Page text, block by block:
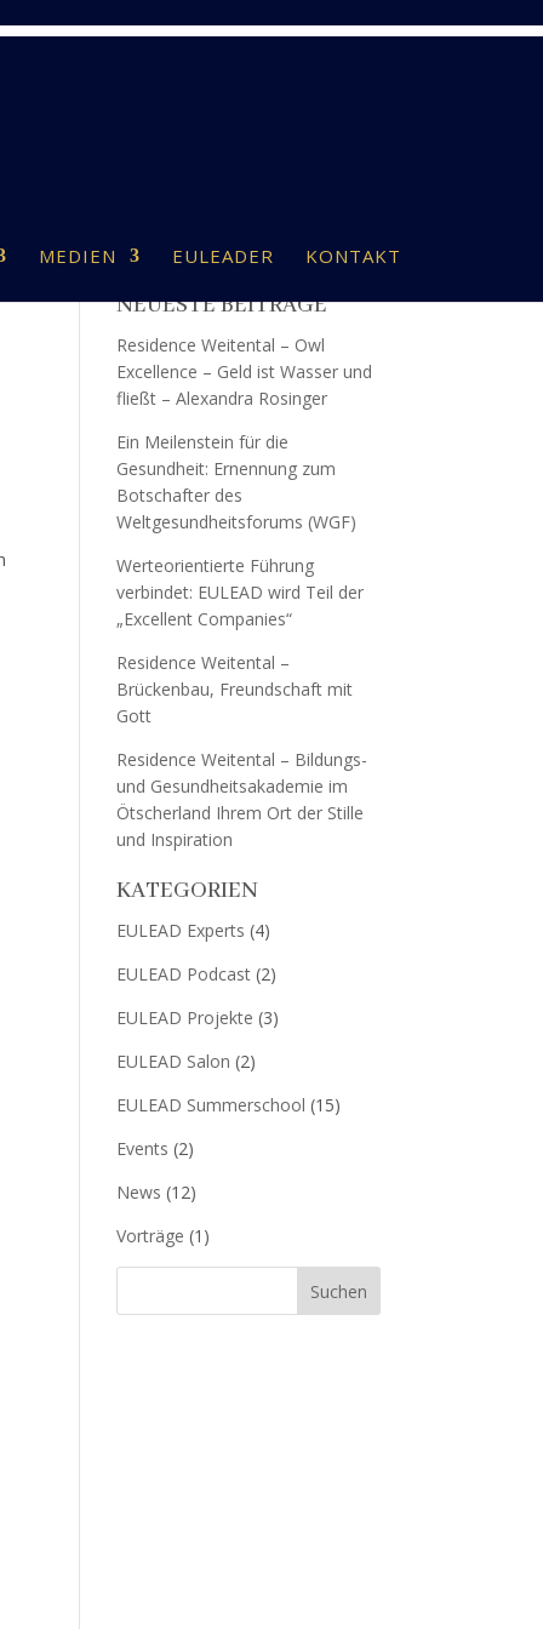
MEDIEN EULEADER KONTAKT
NEUESTE BEITRÄGE
Residence Weitental – Owl
Excellence – Geld ist Wasser und
fließt – Alexandra Rosinger
Ein Meilenstein für die
Gesundheit: Ernennung zum
Botschafter des
Weltgesundheitsforums (WGF)
Werteorientierte Führung
verbindet: EULEAD wird Teil der
„Excellent Companies“
Residence Weitental –
Brückenbau, Freundschaft mit
Gott
Residence Weitental – Bildungs-
und Gesundheitsakademie im
Ötscherland Ihrem Ort der Stille
und Inspiration
KATEGORIEN
EULEAD Experts (4)
EULEAD Podcast (2)
EULEAD Projekte (3)
EULEAD Salon (2)
EULEAD Summerschool (15)
Events (2)
News (12)
Vorträge (1)
Suchen